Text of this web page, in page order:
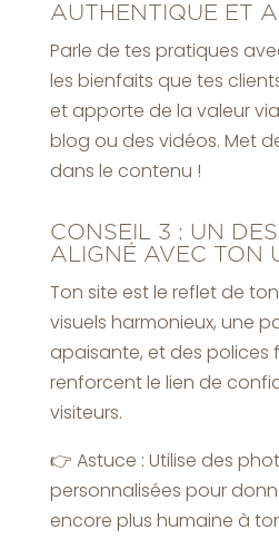
AUTHENTIQUE ET
Parle de tes pratiques
les bienfaits que tes
et apporte de la valeur
blog ou des vidéos. Met
dans le contenu !
CONSEIL 3 : UN
ALIGNÉ AVEC TON
Ton site est le reflet de
visuels harmonieux, une
apaisante, et des polices
renforcent le lien de
visiteurs.
👉 Astuce : Utilise des
personnalisées pour
encore plus humaine à